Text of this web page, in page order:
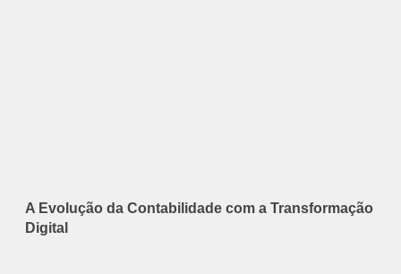
A Evolução da Contabilidade com a Transformação
Digital